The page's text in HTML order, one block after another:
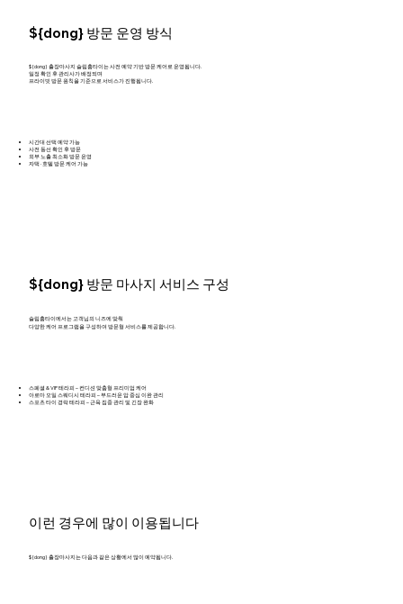
${dong} 방문 운영 방식
${dong} 출장마사지 슬림홈타이는 사전 예약 기반 방문 케어로 운영됩니다.
일정 확인 후 관리사가 배정되며
프라이빗 방문 원칙을 기준으로 서비스가 진행됩니다.
시간대 선택 예약 가능
사전 동선 확인 후 방문
외부 노출 최소화 방문 운영
자택 · 호텔 방문 케어 가능
${dong} 방문 마사지 서비스 구성
슬림홈타이에서는 고객님의 니즈에 맞춰
다양한 케어 프로그램을 구성하여 방문형 서비스를 제공합니다.
스페셜 & VIP 테라피 – 컨디션 맞춤형 프리미엄 케어
아로마 오일 스웨디시 테라피 – 부드러운 압 중심 이완 관리
스포츠 타이 경락 테라피 – 근육 집중 관리 및 긴장 완화
이런 경우에 많이 이용됩니다
${dong} 출장마사지는 다음과 같은 상황에서 많이 예약됩니다.